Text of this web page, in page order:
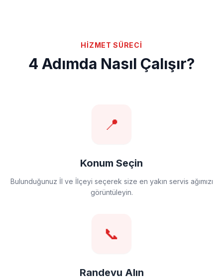
HİZMET SÜRECİ
4 Adımda Nasıl Çalışır?
📍
Konum Seçin
Bulunduğunuz İl ve İlçeyi seçerek size en yakın servis ağımızı
görüntüleyin.
📞
Randevu Alın